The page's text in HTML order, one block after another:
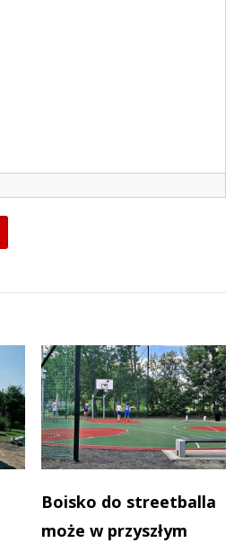
Boisko do streetballa
może w przyszłym